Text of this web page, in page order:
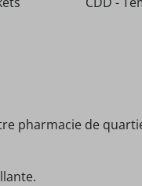
pharmacie de